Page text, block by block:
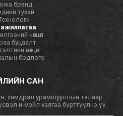
брэнд
тухай
ажиллагаа
нөхцөл
буцаалт
нөхцөл
бодлого
САН
хямдрал урамшууллын талаар
и-мэйл хаягаа бүртгүүлнэ үү.